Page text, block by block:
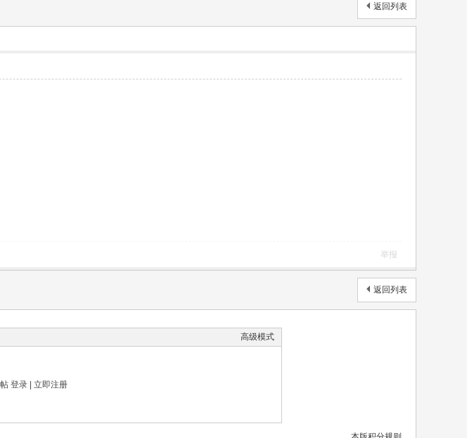
返回列表
举报
返回列表
高级模式
登录| 立即注册